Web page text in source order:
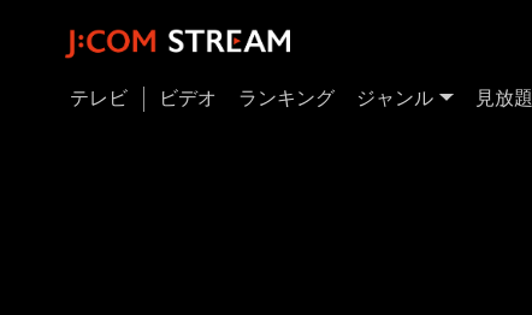
テレビ ビデオ ランキング ジャンル 見放題